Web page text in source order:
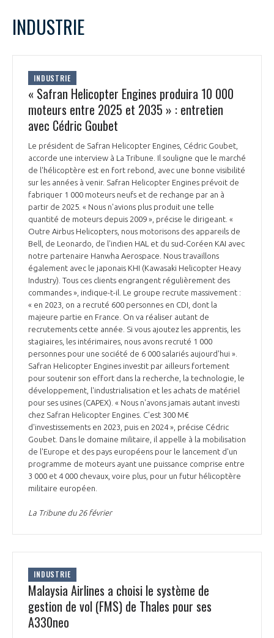
PRÉSENTATION
NOTRE VISION
NOS MISSIONS
NOTRE HISTOIRE
ORGANISATION
L’ÉQUIPE DU GIFAS
NOS RÉSEAUX À L'INTERNATIONAL
FONCTIONNEMENT
GEADS
COMITÉ AERO PME
STARTAIR
COMMISSIONS ET COMITÉS
ACCOMPAGNEMENT DE NOS ADHÉRENTS
LES PROGRAMMES DU GIFAS
UN ÉCOSYSTÈME INTÉGRÉ ET COHÉRENT
POURQUOI DEVENIR MEMBRE ?
LA MÉDIATION
LA MÉDIATION DANS LA FILIÈRE AÉRONAUTIQUE ET SPATIALE
LE MÉDIATEUR DE LA FILIÈRE AÉRONAUTIQUE ET SPATIALE
MÉDIATION ET CHARTE D’ENGAGEMENT SUR LES RELATIONS ENTRE
CLIENTS ET FOURNISSEURS
LA MÉDIATION AU-DELÀ DE LA FILIÈRE AÉRONAUTIQUE ET SPATIALE
PRENDRE CONTACT AVEC LE MÉDIATEUR DE LA FILIÈRE
LE SALON DU BOURGET
L'OBSERVATOIRE
CHIFFRES CLÉS
LES ENJEUX
COMPÉTITIVITÉ
EMPLOI & FORMATION
ENVIRONNEMENT
LES PUBLICATIONS
DOCUMENTS & BROCHURES
L
1 2 3
4
12
17
20 21 22
27
INDUSTRIE
INDUSTRIE
« Safran Helicopter Engines produira 10 000
moteurs entre 2025 et 2035 » : entretien
avec Cédric Goubet
Le président de Safran Helicopter Engines, Cédric Goubet,
accorde une interview à La Tribune. Il souligne que le marché
de l'hélicoptère est en fort rebond, avec une bonne visibilité
sur les années à venir. Safran Helicopter Engines prévoit de
fabriquer 1 000 moteurs neufs et de rechange par an à
partir de 2025. « Nous n'avions plus produit une telle
quantité de moteurs depuis 2009 », précise le dirigeant. «
Outre Airbus Helicopters, nous motorisons des appareils de
Bell, de Leonardo, de l'indien HAL et du sud-Coréen KAI avec
notre partenaire Hanwha Aerospace. Nous travaillons
également avec le japonais KHI (Kawasaki Helicopter Heavy
Industry). Tous ces clients engrangent régulièrement des
commandes », indique-t-il. Le groupe recrute massivement :
« en 2023, on a recruté 600 personnes en CDI, dont la
majeure partie en France. On va réaliser autant de
recrutements cette année. Si vous ajoutez les apprentis, les
stagiaires, les intérimaires, nous avons recruté 1 000
personnes pour une société de 6 000 salariés aujourd'hui ».
Safran Helicopter Engines investit par ailleurs fortement
pour soutenir son effort dans la recherche, la technologie, le
développement, l'industrialisation et les achats de matériel
pour ses usines (CAPEX). « Nous n'avons jamais autant investi
chez Safran Helicopter Engines. C'est 300 M€
d'investissements en 2023, puis en 2024 », précise Cédric
Goubet. Dans le domaine militaire, il appelle à la mobilisation
de l'Europe et des pays européens pour le lancement d'un
programme de moteurs ayant une puissance comprise entre
3 000 et 4 000 chevaux, voire plus, pour un futur hélicoptère
militaire européen.
La Tribune du 26 février
INDUSTRIE
Malaysia Airlines a choisi le système de
gestion de vol (FMS) de Thales pour ses
A330neo
Rejoignez une filière d’excellence et développez
Découvrez les avantages d'adhérer au GIFAS.
Rencontres, salons, données sectorielles,
programmes ...
DEMANDE D’ADHÉSION